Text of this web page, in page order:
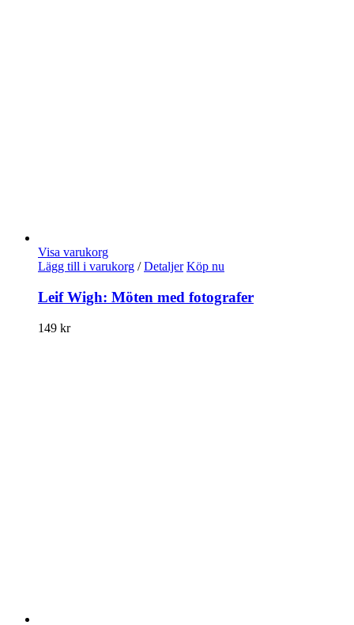
Visa varukorg
Lägg till i varukorg / Detaljer Köp nu
Leif Wigh: Möten med fotografer
149 kr